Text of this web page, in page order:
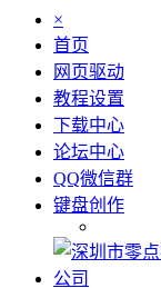
×
首页
网页驱动
教程设置
下载中心
论坛中心
QQ微信群
键盘创作